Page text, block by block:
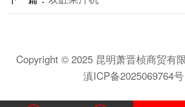
Copyright © 2025 昆明萧晋桢商贸有
滇ICP备2025069764号